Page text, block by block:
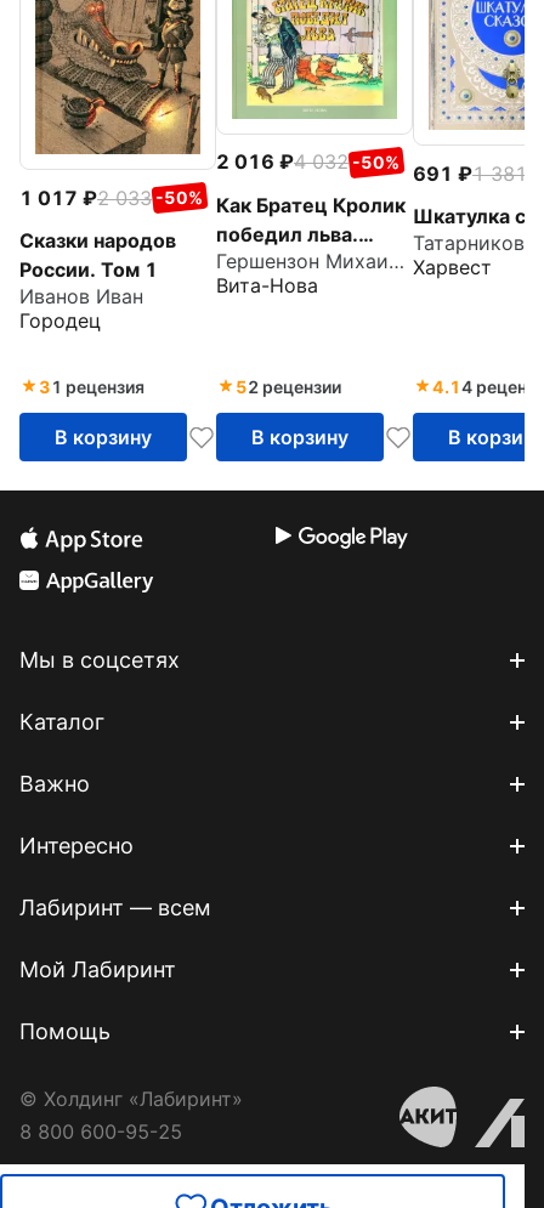
1 017 2 033 -50%
Сказки народов
России. Том 1
Иванов Иван
Городец
31 рецензия
В корзину
2 016 4 032 -50%
Как Братец Кролик
победил льва.
Сказки о животных
Гершензон Михаил Абрамович
Вита-Нова
52 рецензии
В корзину
691 1 381
Шкатулка
Татарников
Харвест
4.14
В корзину
Мы в соцсетях
Каталог
Важно
Интересно
Лабиринт — всем
Мой Лабиринт
Помощь
© Холдинг «Лабиринт»
8 800 600-95-25